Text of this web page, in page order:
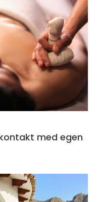
med egen